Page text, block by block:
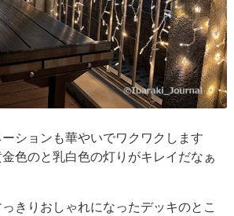
ションも華やいでワクワクします
色のと乳白色の灯りがキレイだなぁ
きりおしゃれになったデッキのとこ